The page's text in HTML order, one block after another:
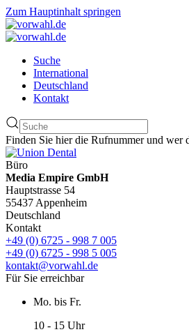
Zum Hauptinhalt springen
Suche
International
Deutschland
Kontakt
Finden Sie hier die Rufnummer und wer
Büro
Media Empire GmbH
Hauptstrasse 54
55437 Appenheim
Deutschland
Kontakt
+49 (0) 6725 - 998 7 005
+49 (0) 6725 - 998 5 005
kontakt@vorwahl.de
Für Sie erreichbar
Mo. bis Fr.
10 - 15 Uhr